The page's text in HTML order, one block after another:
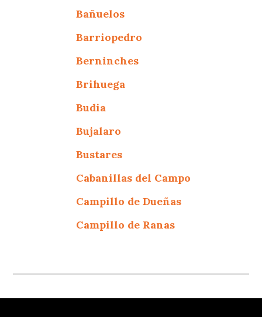
Bañuelos
Barriopedro
Berninches
Brihuega
Budia
Bujalaro
Bustares
Cabanillas del Campo
Campillo de Dueñas
Campillo de Ranas